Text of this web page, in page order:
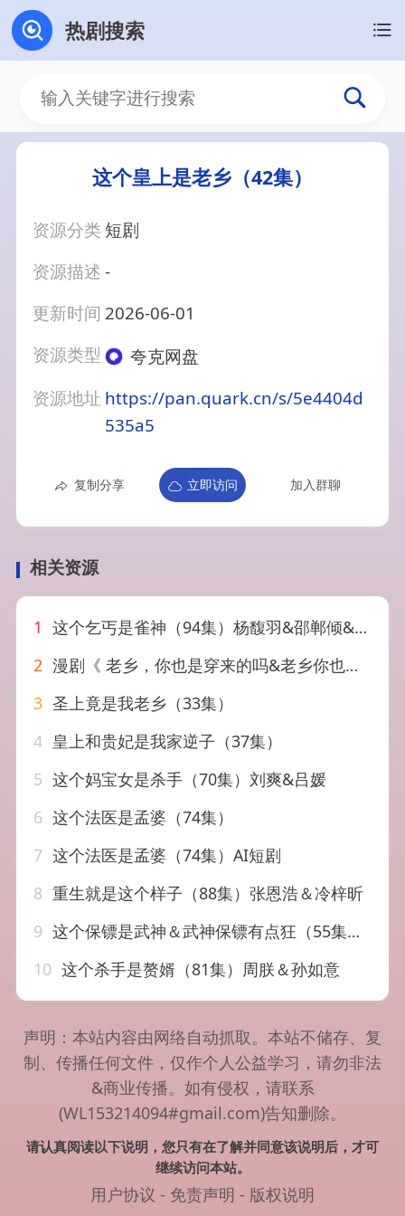
热剧搜索
这个皇上是老乡（42集）
资源分类 短剧
资源描述-
更新时间 2026-06-01
资源类型
夸克网盘
资源地址 https://pan.quark.cn/s/5e4404d
535a5
复制分享 立即访问 加入群聊
相关资源
1 这个乞丐是雀神（94集）杨馥羽&邵郸倾&曹绍松&江路祺
2 漫剧《 老乡，你也是穿来的吗&老乡你也是穿来的吗（33集）漫剧
3 圣上竟是我老乡（33集）
4 皇上和贵妃是我家逆子（37集）
5 这个妈宝女是杀手（70集）刘爽&吕媛
6 这个法医是孟婆（74集）
7 这个法医是孟婆（74集）AI短剧
8 重生就是这个样子（88集）张恩浩＆冷梓昕
9 这个保镖是武神＆武神保镖有点狂（55集）金铄＆瑞子
10 这个杀手是赘婿（81集）周朕＆孙如意
声明：本站内容由网络自动抓取。本站不储存、复
制、传播任何文件，仅作个人公益学习，请勿非法
&商业传播。如有侵权，请联系
(WL153214094#gmail.com)告知删除。
请认真阅读以下说明，您只有在了解并同意该说明后，才可
继续访问本站。
用户协议 - 免责声明 - 版权说明